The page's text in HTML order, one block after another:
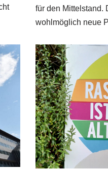
für den Mittelstand.
wohlmöglich neue